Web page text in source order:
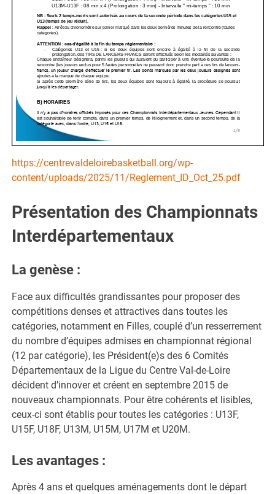
https://centrevaldeloirebasketball.org/wp-
content/uploads/2025/11/Reglement_ID_Oct_25.pdf
Présentation des Championnats
Interdépartementaux
La genèse :
Face aux difficultés grandissantes pour proposer des
compétitions denses et attractives dans toutes les
catégories, notamment en Filles, couplé d’un resserrement
du nombre d’équipes admises en championnat régional
(12 par catégorie), les Président(e)s des 6 Comités
Départementaux de la Ligue du Centre Val-de-Loire
décident d’innover et créent en septembre 2015 de
nouveaux championnats. Pour être cohérents et lisibles,
ceux-ci sont établis pour toutes les catégories : U13F,
U15F, U18F, U13M, U15M, U17M et U20M.
Les avantages :
Après 4 ans et quelques aménagements dont le départ